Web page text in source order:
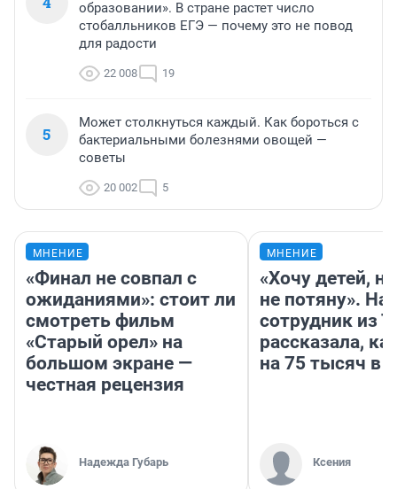
образовании». В стране растет число
стобалльников ЕГЭ — почему это не повод
для радости
22 008 19
5
Может столкнуться каждый. Как бороться с
бактериальными болезнями овощей —
советы
20 002 5
МНЕНИЕ
«Финал не совпал с
ожиданиями»: стоит ли
смотреть фильм
«Старый орел» на
большом экране —
честная рецензия
Надежда Губарь
МНЕНИЕ
«Хочу детей,
не потяну».
сотрудник из
рассказала,
на 75 тысяч в
Ксения